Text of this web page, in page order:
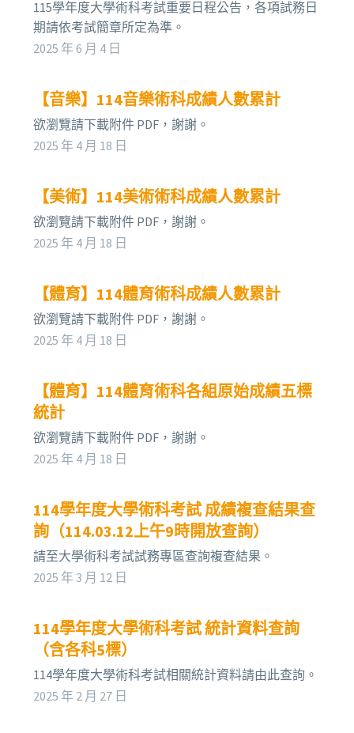
115學年度大學術科考試重要日程公告，各項試務日
期請依考試簡章所定為準。
2025 年 6 月 4 日
【音樂】114音樂術科成績人數累計
欲瀏覽請下載附件 PDF，謝謝。
2025 年 4 月 18 日
【美術】114美術術科成績人數累計
欲瀏覽請下載附件 PDF，謝謝。
2025 年 4 月 18 日
【體育】114體育術科成績人數累計
欲瀏覽請下載附件 PDF，謝謝。
2025 年 4 月 18 日
【體育】114體育術科各組原始成績五標
統計
欲瀏覽請下載附件 PDF，謝謝。
2025 年 4 月 18 日
114學年度大學術科考試 成績複查結果查
詢（114.03.12上午9時開放查詢）
請至大學術科考試試務專區查詢複查結果。
2025 年 3 月 12 日
114學年度大學術科考試 統計資料查詢
（含各科5標）
114學年度大學術科考試相關統計資料請由此查詢。
2025 年 2 月 27 日